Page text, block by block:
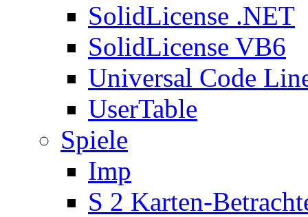
SolidLicense .NET
SolidLicense VB6
Universal Code
UserTable
Spiele
Imp
S 2 Karten-